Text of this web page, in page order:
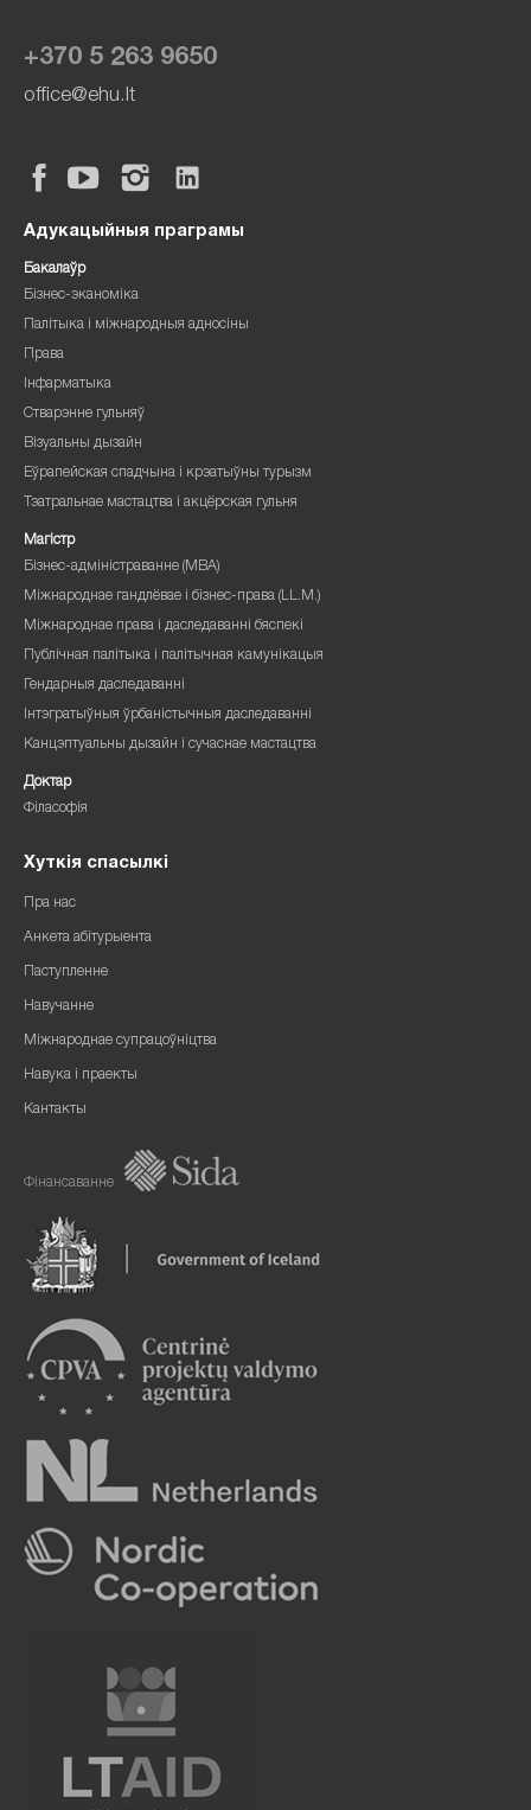
+370 5 263 9650
office@ehu.lt
Адукацыйныя праграмы
Бакалаўр
Бізнес-эканоміка
Палітыка і міжнародныя адносіны
Права
Інфарматыка
Стварэнне гульняў
Візуальны дызайн
Еўрапейская спадчына і крэатыўны турызм
Тэатральнае мастацтва і акцёрская гульня
Магістр
Бізнес-адміністраванне (MBA)
Міжнароднае гандлёвае і бізнес-права (LL.M.)
Міжнароднае права і даследаванні бяспекі
Публічная палітыка і палітычная камунікацыя
Гендарныя даследаванні
Інтэгратыўныя ўрбаністычныя даследаванні
Канцэптуальны дызайн і сучаснае мастацтва
Доктар
Філасофія
Хуткія спасылкі
Пра нас
Анкета абітурыента
Паступленне
Навучанне
Міжнароднае супрацоўніцтва
Навука і праекты
Кантакты
Фінансаванне